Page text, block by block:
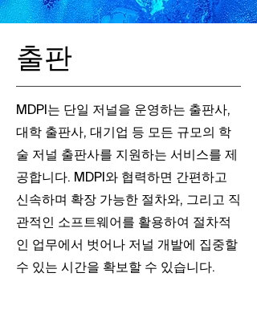
출판
MDPI는 단일 저널을 운영하는 출판사,
대학 출판사, 대기업 등 모든 규모의 학
술 저널 출판사를 지원하는 서비스를 제
공합니다. MDPI와 협력하면 간편하고
신속하며 확장 가능한 절차와, 그리고 직
관적인 소프트웨어를 활용하여 절차적
인 업무에서 벗어나 저널 개발에 집중할
수 있는 시간을 확보할 수 있습니다.